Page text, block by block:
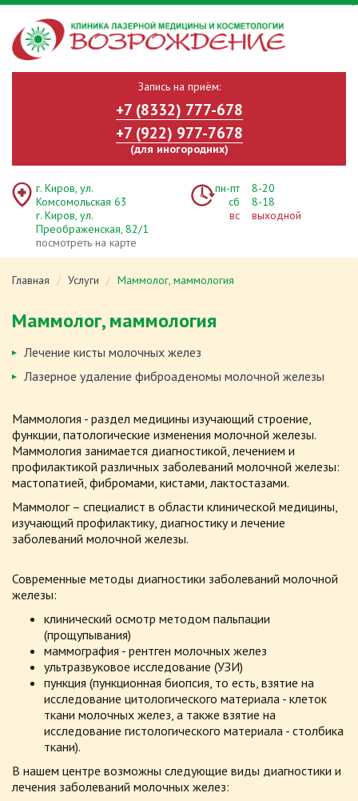
Запись на приём:
+7 (8332) 777-678
+7 (922) 977-7678
(для иногородних)
г. Киров, ул.
Комсомольская 63
г. Киров, ул.
Преображенская, 82/1
посмотреть на карте
пн-пт
8-20
сб
8-18
вс
выходной
Главная Услуги Маммолог, маммология
Маммолог, маммология
Лечение кисты молочных желез
Лазерное удаление фиброаденомы молочной железы
Маммология - раздел медицины изучающий строение,
функции, патологические изменения молочной железы.
Маммология занимается диагностикой, лечением и
профилактикой различных заболеваний молочной железы:
мастопатией, фибромами, кистами, лактостазами.
Маммолог – специалист в области клинической медицины,
изучающий профилактику, диагностику и лечение
заболеваний молочной железы.
Современные методы диагностики заболеваний молочной
железы:
клинический осмотр методом пальпации
(прощупывания)
маммография - рентген молочных желез
ультразвуковое исследование (УЗИ)
пункция (пункционная биопсия, то есть, взятие на
исследование цитологического материала - клеток
ткани молочных желез, а также взятие на
исследование гистологического материала - столбика
ткани).
В нашем центре возможны следующие виды диагностики и
лечения заболеваний молочных желез: